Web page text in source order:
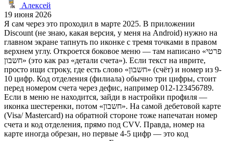
Алексей
19 июня 2026
Я сам через это проходил в марте 2025. В приложении
Discount (не знаю, какая версия, у меня на Android) нужно на
главном экране тапнуть по иконке с тремя точками в правом
верхнем углу. Откроется боковое меню — там написано «פרטי
חשבון» (это как раз «детали счета»). Если текст на иврите,
просто ищи строку, где есть слово «חשבון» (счёт) и номер из 9-
10 цифр. Код отделения (филиала) обычно три цифры, стоит
перед номером счета через дефис, например 012-123456789.
Если в меню не находится, зайди в настройки профиля —
иконка шестеренки, потом «חשבון». На самой дебетовой карте
(Visa/ Mastercard) на обратной стороне тоже напечатан номер
счета и код отделения, прямо под CVV. Правда, номер на
карте иногда обрезан, но первые 4-5 цифр — это код